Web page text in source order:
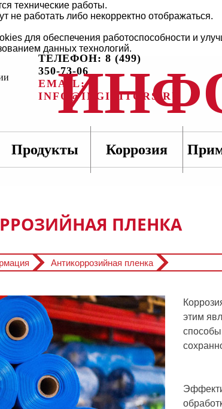
технические работы.
не работать либо некорректно отображаться.
для обеспечения работоспособности и
данных технологий.
ТЕЛЕФОН: 8 (499)
350-73-06
EMAIL:
INFO@INGIBITORS.RU
Продукты Коррозия
ПЛЕНКА
Антикоррозийная пленка
этим